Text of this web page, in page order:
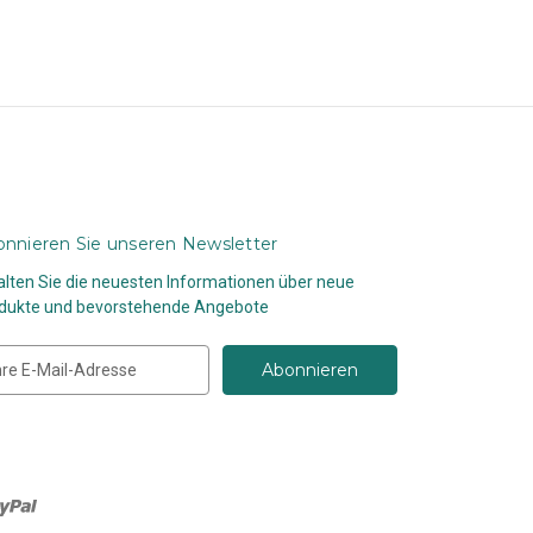
Sie unseren Newsletter
Sie die neuesten Informationen über neue
und bevorstehende Angebote